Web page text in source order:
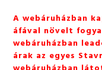
A webáruházban
áfával növelt
webáruházban
árak az egyes
webáruházban